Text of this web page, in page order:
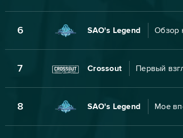
6 SAO's Legend Обзор
7 Crossout Первый
8 SAO's Legend Мое